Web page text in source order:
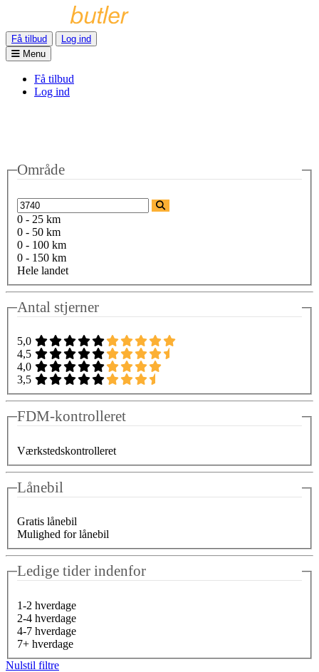
Få tilbud
Log ind
Menu
Få tilbud
Log ind
Område
0 - 25 km
0 - 50 km
0 - 100 km
0 - 150 km
Hele landet
Antal stjerner
5,0
4,5
4,0
3,5
FDM-kontrolleret
Værkstedskontrolleret
Lånebil
Gratis lånebil
Mulighed for lånebil
Ledige tider indenfor
1-2 hverdage
2-4 hverdage
4-7 hverdage
7+ hverdage
Nulstil filtre